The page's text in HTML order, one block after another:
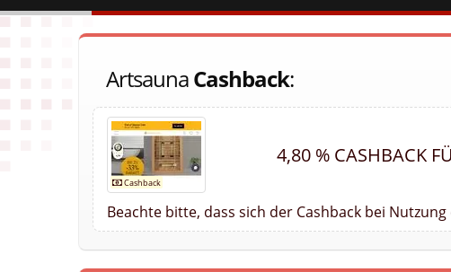
ArtsaunaCashback:
4,80 % CASHBACK
Beachte bitte, dass sich der Cashback bei